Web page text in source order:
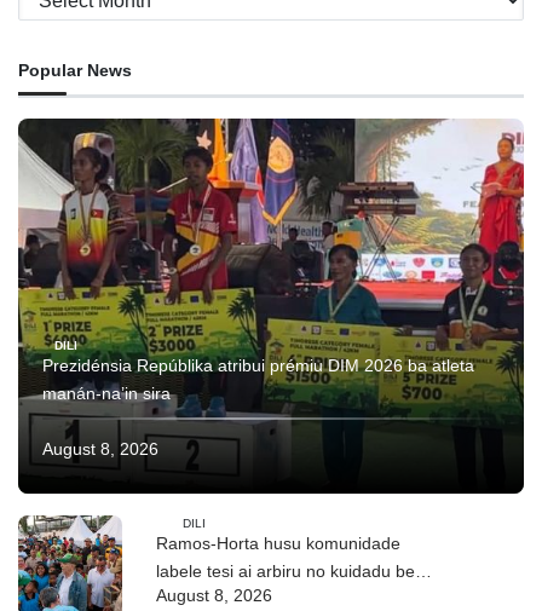
Popular News
DILI
Prezidénsia Repúblika atribui prémiu DIM 2026 ba atleta
manán-na’in sira
August 8, 2026
DILI
Ramos-Horta husu komunidade
labele tesi ai arbiru no kuidadu bee-
matan
August 8, 2026